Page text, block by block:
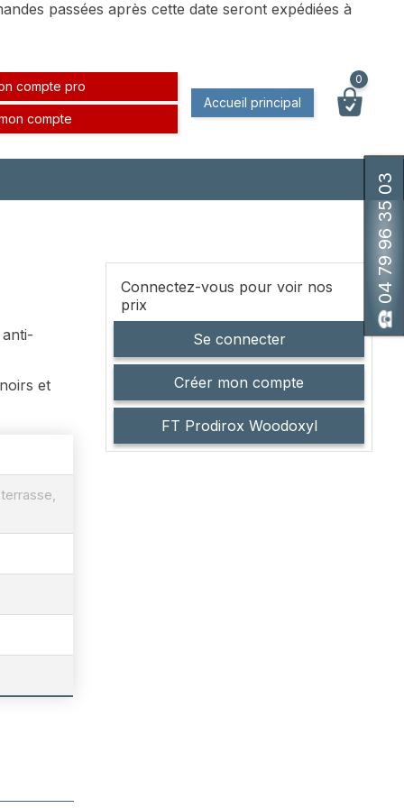
passées après cette date seront expédiées à
compte pro
compte
Accueil principal
0
et
Connectez-vous pour voir nos
prix
Se connecter
Créer mon compte
FT Prodirox Woodoxyl
04 79 96 35 03